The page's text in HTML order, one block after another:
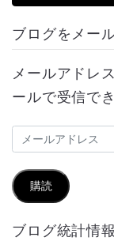
ブログをメー
メールアドレ
ールで受信で
メ
ル
ア
ド
購読
ブログ統計情報